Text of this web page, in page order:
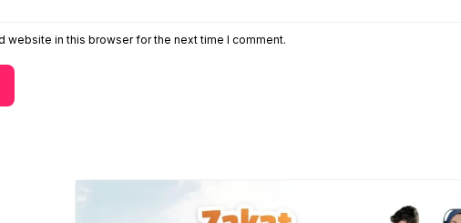
website in this browser for the next time I comment.